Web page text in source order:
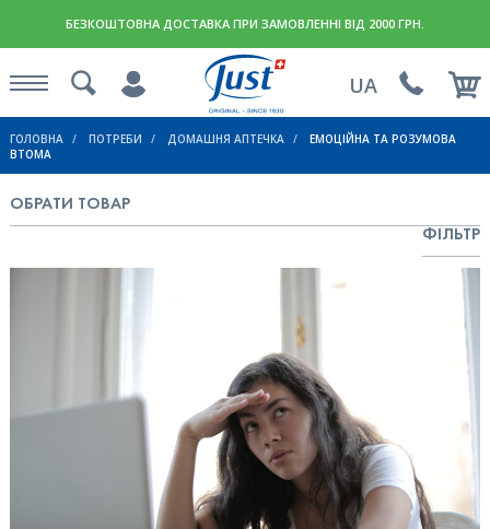
БЕЗКОШТОВНА ДОСТАВКА ПРИ ЗАМОВЛЕННІ ВІД 2000 ГРН.
UA
ГОЛОВНА ПОТРЕБИ ДОМАШНЯ АПТЕЧКА
ЕМОЦІЙНА ТА РОЗУМОВА
ВТОМА
ОБРАТИ ТОВАР
ФІЛЬТР